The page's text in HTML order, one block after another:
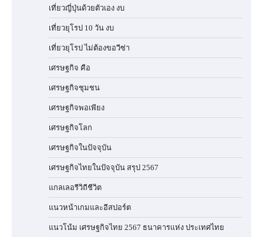
เที่ยวญี่ปุ่นด้วยตัวเอง งบ
เที่ยวยุโรป 10 วัน งบ
เที่ยวยุโรป ไม่ต้องขอวีซ่า
เศรษฐกิจ คือ
เศรษฐกิจชุมชน
เศรษฐกิจพอเพียง
เศรษฐกิจโลก
เศรษฐกิจในปัจจุบัน
เศรษฐกิจไทยในปัจจุบัน สรุป 2567
แกลเลอรีวิถีชีวิต
แนวหน้าเกมและอีสปอร์ต
แนวโน้ม เศรษฐกิจไทย 2567 ธนาคารแห่ง ประเทศไทย